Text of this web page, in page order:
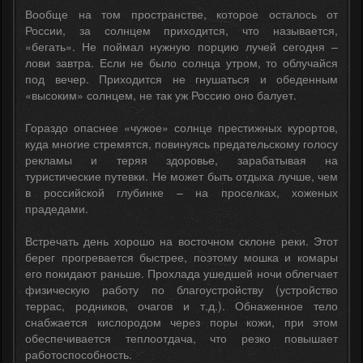
Вообще на том пространстве, которое осталось от
России, за солнцем приходится, что называется,
«бегать». Не поймал нужную порцию лучей сегодня –
лови завтра. Если не было солнца утром, то облучайся
под вечер. Приходится не гнушаться и обеденным
«высоким» солнцем, не так уж Россию оно балует.
Гораздо опаснее «чужое» солнце престижных курортов,
куда многие стремятся, повинуясь предательскому голосу
рекламы и теряя здоровье, зарабатывая на
туристические путевки. Не может быть отдыха лучше, чем
в российской глубинке – на проселках, хоженых
прадедами.
Встречать день хорошо на восточном склоне реки. Этот
берег прогревается быстрее, поэтому мошка и комары
его покидают раньше. Прохлада ушедшей ночи облегчает
физическую работу по благоустройству (устройство
террас, родников, очагов и т.д.). Обнаженное тело
снабжается кислородом через поры кожи, при этом
обеспечивается теплоотдача, что резко повышает
работоспособность.